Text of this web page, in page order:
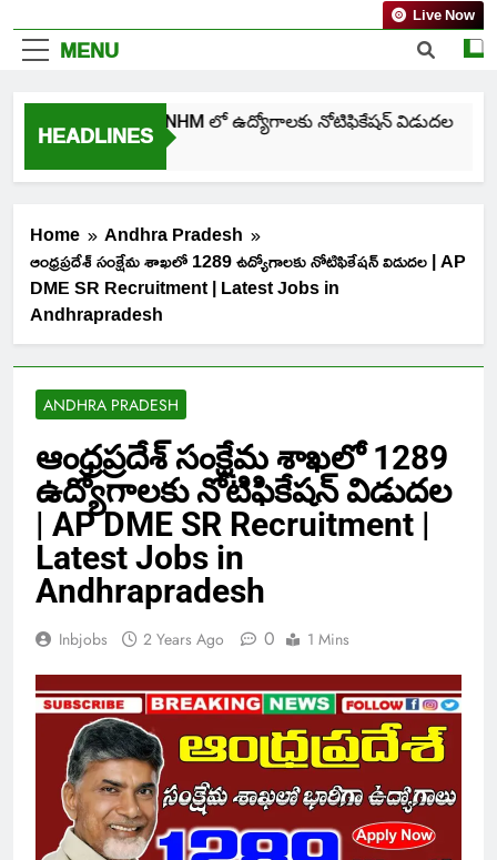
MENU
Live Now
HEADLINES
తెలంగాణ NHM లో ఉద్యోగాలకు నోటిఫికేషన్ విడుదల
Home
Andhra Pradesh
ఆంధ్రప్రదేశ్ సంక్షేమ శాఖలో 1289 ఉద్యోగాలకు నోటిఫికేషన్ విడుదల | AP
DME SR Recruitment | Latest Jobs in
Andhrapradesh
ANDHRA PRADESH
ఆంధ్రప్రదేశ్ సంక్షేమ శాఖలో 1289
ఉద్యోగాలకు నోటిఫికేషన్ విడుదల
| AP DME SR Recruitment |
Latest Jobs in
Andhrapradesh
Inbjobs 2 Years Ago 0 1 Mins